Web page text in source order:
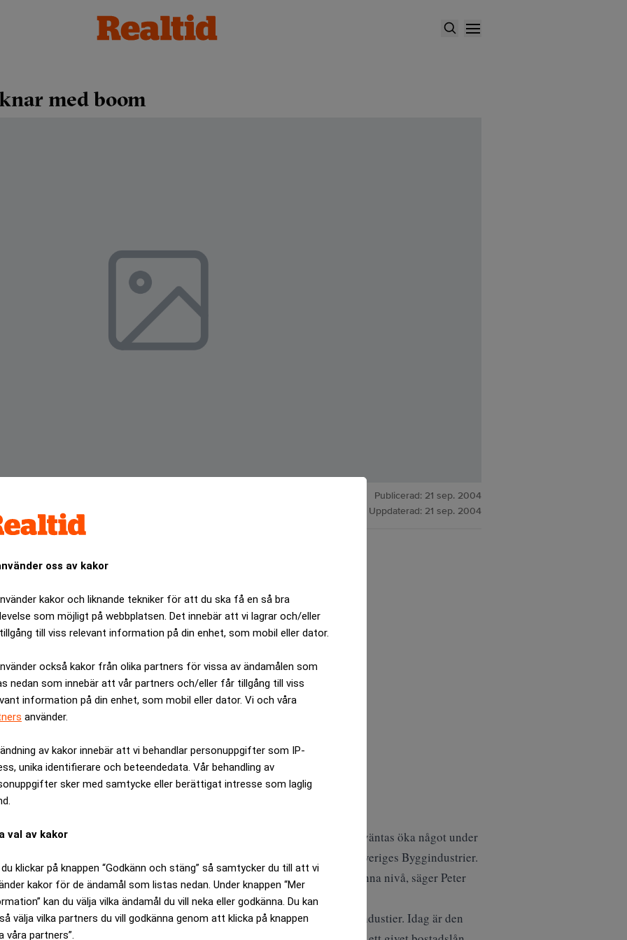
oss av kakor
kakor och liknande tekniker för att du ska få en så bra
som möjligt på webbplatsen. Det innebär att vi lagrar och/eller
till viss relevant information på din enhet, som mobil eller dator.
också kakor från olika partners för vissa av ändamålen som
nedan som innebär att vår partners och/eller får tillgång till viss
information på din enhet, som mobil eller dator. Vi och våra
använder.
av kakor innebär att vi behandlar personuppgifter som IP-
unika identifierare och beteendedata. Vår behandling av
sker med samtycke eller berättigat intresse som laglig
val av kakor
klickar på knappen “Godkänn och stäng” så samtycker du till att vi
kakor för de ändamål som listas nedan. Under knappen “Mer
kan du välja vilka ändamål du vill neka eller godkänna. Du kan
välja vilka partners du vill godkänna genom att klicka på knappen
våra partners”.
med boom
Publicerad: 21 sep. 2004
Uppdaterad: 21 sep. 2004
bättre tider under kommande år. Boomen kommer under 2006.
Den starka tillväxten i svensk ekonomi gör att bygginvesteringarna väntas öka något under
tar byggandet ordentlig fart, visar en ny konjunkturbedömning från Sveriges Byggindustrier.
lägenheter i år, och de kommande åren stabiliseras byggandet på denna nivå, säger Peter
nyproduktionen av småhus och bostadsrätter, anser Sveriges Byggindustier. Idag är den